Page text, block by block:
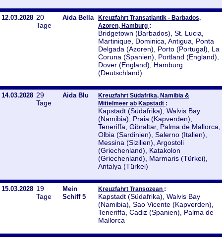
12.03.2028 20
Tage
Aida Bella
Kreuzfahrt Transatlantik - Barbados,
Azoren, Hamburg :
Bridgetown (Barbados), St. Lucia,
Martinique, Dominica, Antigua, Ponta
Delgada (Azoren), Porto (Portugal), La
Coruna (Spanien), Portland (England),
Dover (England), Hamburg
(Deutschland)
14.03.2028 29
Tage
Aida Blu
Kreuzfahrt Südafrika, Namibia &
Mittelmeer ab Kapstadt :
Kapstadt (Südafrika), Walvis Bay
(Namibia), Praia (Kapverden),
Teneriffa, Gibraltar, Palma de Mallorca,
Olbia (Sardinien), Salerno (Italien),
Messina (Sizilien), Argostoli
(Griechenland), Katakolon
(Griechenland), Marmaris (Türkei),
Antalya (Türkei)
15.03.2028 19
Tage
Mein
Schiff 5
Kreuzfahrt Transozean :
Kapstadt (Südafrika), Walvis Bay
(Namibia), Sao Vicente (Kapverden),
Teneriffa, Cadiz (Spanien), Palma de
Mallorca